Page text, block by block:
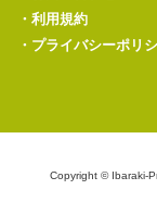
・ 利用規約
・ プライバシーポリ
Copyright © Ibaraki-